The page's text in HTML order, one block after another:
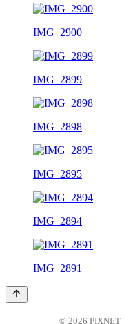
IMG_2900
IMG_2899
IMG_2898
IMG_2895
IMG_2894
IMG_2891
© 2026 PIXNET